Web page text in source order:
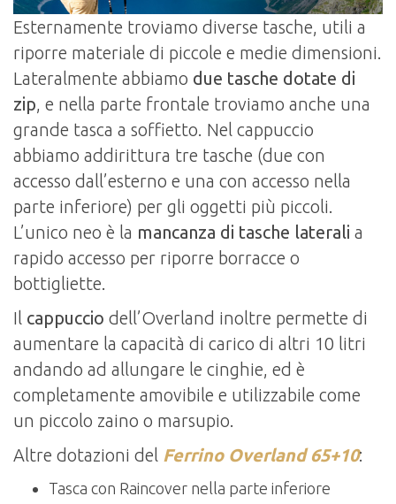
Esternamente troviamo diverse tasche, utili a
riporre materiale di piccole e medie dimensioni.
Lateralmente abbiamo due tasche dotate di
zip, e nella parte frontale troviamo anche una
grande tasca a soffietto. Nel cappuccio
abbiamo addirittura tre tasche (due con
accesso dall’esterno e una con accesso nella
parte inferiore) per gli oggetti più piccoli.
L’unico neo è la mancanza di tasche laterali a
rapido accesso per riporre borracce o
bottigliette.
Il cappuccio dell’Overland inoltre permette di
aumentare la capacità di carico di altri 10 litri
andando ad allungare le cinghie, ed è
completamente amovibile e utilizzabile come
un piccolo zaino o marsupio.
Altre dotazioni del Ferrino Overland 65+10:
Tasca con Raincover nella parte inferiore